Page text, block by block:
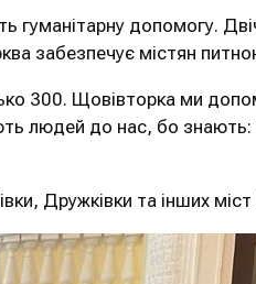
гуманітарну допомогу.
забезпечує містян
300. Щовівторка ми
людей до нас, бо
Дружківки та інших